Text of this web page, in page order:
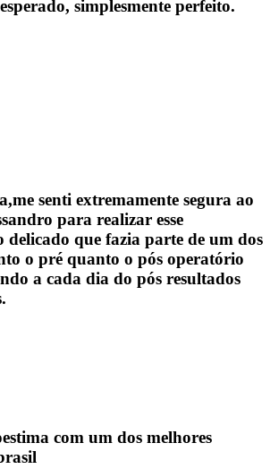
simplesmente perfeito.
senti extremamente segura ao
para realizar esse
delicado que fazia parte de um dos
o pré quanto o pós operatório
a cada dia do pós resultados
com um dos melhores